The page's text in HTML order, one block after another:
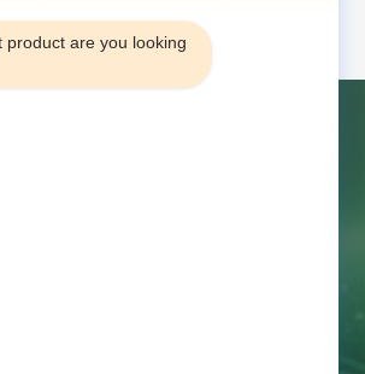
product are you looking